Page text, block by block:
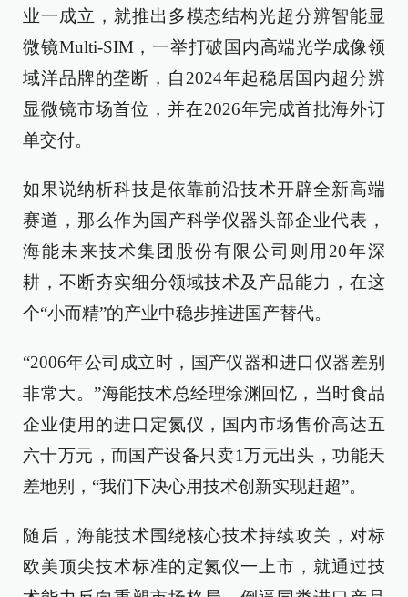
业一成立，就推出多模态结构光超分辨智能显
微镜Multi-SIM，一举打破国内高端光学成像领
域洋品牌的垄断，自2024年起稳居国内超分辨
显微镜市场首位，并在2026年完成首批海外订
单交付。
如果说纳析科技是依靠前沿技术开辟全新高端
赛道，那么作为国产科学仪器头部企业代表，
海能未来技术集团股份有限公司则用20年深
耕，不断夯实细分领域技术及产品能力，在这
个“小而精”的产业中稳步推进国产替代。
“2006年公司成立时，国产仪器和进口仪器差别
非常大。”海能技术总经理徐渊回忆，当时食品
企业使用的进口定氮仪，国内市场售价高达五
六十万元，而国产设备只卖1万元出头，功能天
差地别，“我们下决心用技术创新实现赶超”。
随后，海能技术围绕核心技术持续攻关，对标
欧美顶尖技术标准的定氮仪一上市，就通过技